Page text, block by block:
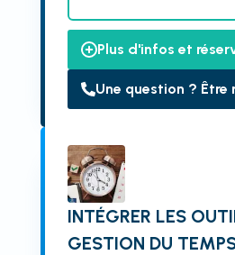
Plus d'infos et
Une question ? Être
INTÉGRER LES
GESTION DU